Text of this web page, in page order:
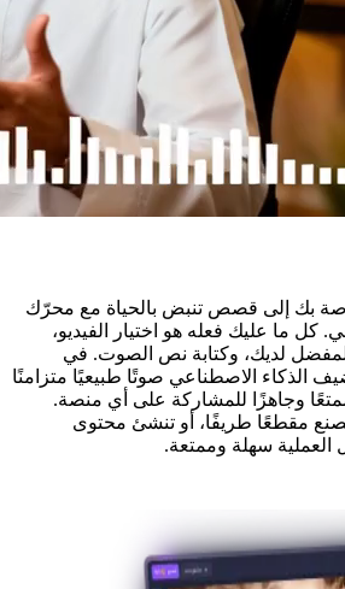
بك إلى قصص تنبض بالحياة مع محرّك
كل ما عليك فعله هو اختيار الفيديو،
لديك، وكتابة نص الصوت. في
الاصطناعي صوتًا طبيعيًا متزامنًا
وجاهزًا للمشاركة على أي منصة.
مقطعًا طريفًا، أو تنشئ محتوى
العملية سهلة وممتعة.